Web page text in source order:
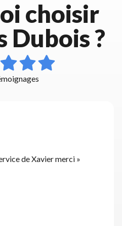
choisir
Dubois ?
de Xavier merci »